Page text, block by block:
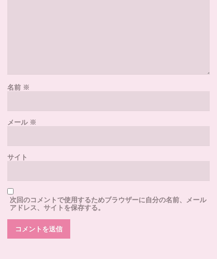
名前 ※
メール※
サイト
次回のコメントで使用するためブラウザーに自分の名前、メール
アドレス、サイトを保存する。